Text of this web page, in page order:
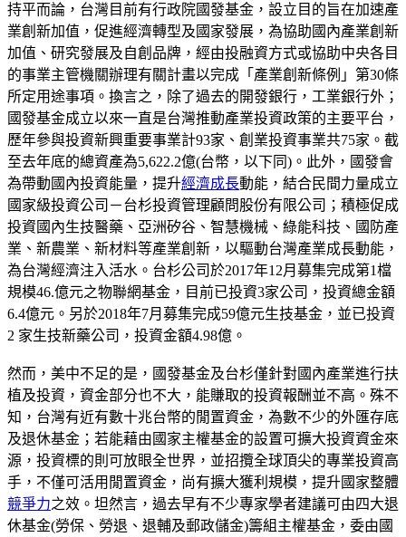
持平而論，台灣目前有行政院國發基金，設立目的旨在加速產
業創新加值，促進經濟轉型及國家發展，為協助國內產業創新
加值、研究發展及自創品牌，經由投融資方式或協助中央各目
的事業主管機關辦理有關計畫以完成「產業創新條例」第30條
所定用途事項。換言之，除了過去的開發銀行，工業銀行外；
國發基金成立以來一直是台灣推動產業投資政策的主要平台，
歷年參與投資新興重要事業計93家、創業投資事業共75家。截
至去年底的總資產為5,622.2億(台幣，以下同)。此外，國發會
為帶動國內投資能量，提升經濟成長動能，結合民間力量成立
國家級投資公司－台杉投資管理顧問股份有限公司；積極促成
投資國內生技醫藥、亞洲矽谷、智慧機械、綠能科技、國防產
業、新農業、新材料等產業創新，以驅動台灣產業成長動能，
為台灣經濟注入活水。台杉公司於2017年12月募集完成第1檔
規模46.億元之物聯網基金，目前已投資3家公司，投資總金額
6.4億元。另於2018年7月募集完成59億元生技基金，並已投資
2 家生技新藥公司，投資金額4.98億。
然而，美中不足的是，國發基金及台杉僅針對國內產業進行扶
植及投資，資金部分也不大，能賺取的投資報酬並不高。殊不
知，台灣有近有數十兆台幣的閒置資金，為數不少的外匯存底
及退休基金；若能藉由國家主權基金的設置可擴大投資資金來
源，投資標的則可放眼全世界，並招攬全球頂尖的專業投資高
手，不僅可活用閒置資金，尚有擴大獲利規模，提升國家整體
競爭力之效。坦然言，過去早有不少專家學者建議可由四大退
休基金(勞保、勞退、退輔及郵政儲金)籌組主權基金，委由國